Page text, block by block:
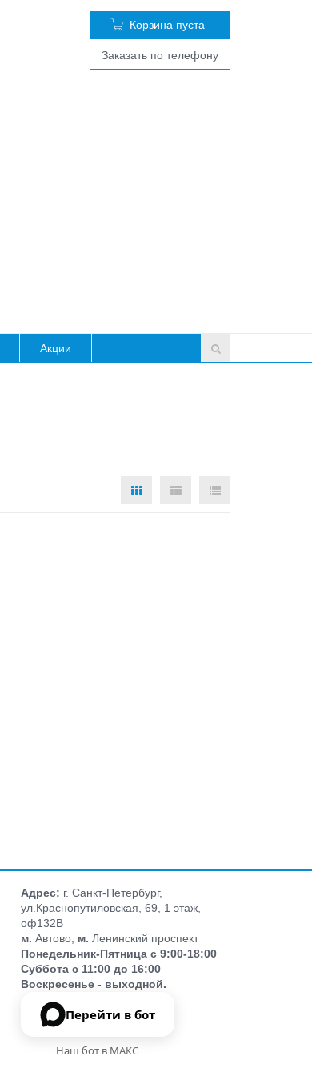
Корзина пуста
Заказать по телефону
Акции
Адрес: г. Санкт-Петербург,
ул.Краснопутиловская, 69, 1 этаж,
оф132В
м. Автово, м. Ленинский проспект
Понедельник-Пятница с 9:00-18:00
Суббота с 11:00 до 16:00
Воскресенье - выходной.
Перейти в бот
Наш бот в МАКС